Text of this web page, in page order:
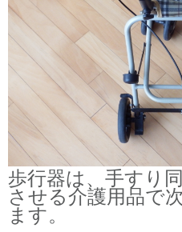
歩行器は、手すり
させる介護用品で
ます。